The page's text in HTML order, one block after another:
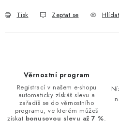
Tisk Zeptat se Hlídat
Věrnostní program
Registrací v našem e-shopu
automaticky získáš slevu a
zařadíš se do věrnostního
programu, ve kterém můžeš
získat bonusovou slevu až 7 %.